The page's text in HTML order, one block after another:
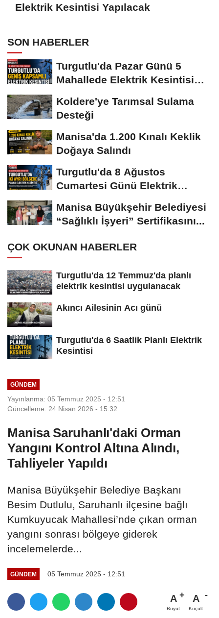
Elektrik Kesintisi Yapılacak
SON HABERLER
Turgutlu'da Pazar Günü 5
Mahallede Elektrik Kesintisi
Koldere'ye Tarımsal Sulama
Desteği
Manisa'da 1.200 Kınalı Keklik
Doğaya Salındı
Turgutlu'da 8 Ağustos
Cumartesi Günü Elektrik
Manisa Büyükşehir Belediyesi
“Sağlıklı İşyeri” Sertifikasını...
ÇOK OKUNAN HABERLER
Turgutlu'da 12 Temmuz'da planlı
elektrik kesintisi uygulanacak
Akıncı Ailesinin Acı günü
Turgutlu'da 6 Saatlik Planlı Elektrik
Kesintisi
GÜNDEM
Yayınlanma: 05 Temmuz 2025 - 12:51
Güncelleme: 24 Nisan 2026 - 15:32
Manisa Saruhanlı'daki Orman
Yangını Kontrol Altına Alındı,
Tahliyeler Yapıldı
Manisa Büyükşehir Belediye Başkanı
Besim Dutlulu, Saruhanlı ilçesine bağlı
Kumkuyucak Mahallesi’nde çıkan orman
yangını sonrası bölgeye giderek
incelemelerde...
GÜNDEM 05 Temmuz 2025 - 12:51
A
Büyüt
A
Küçült